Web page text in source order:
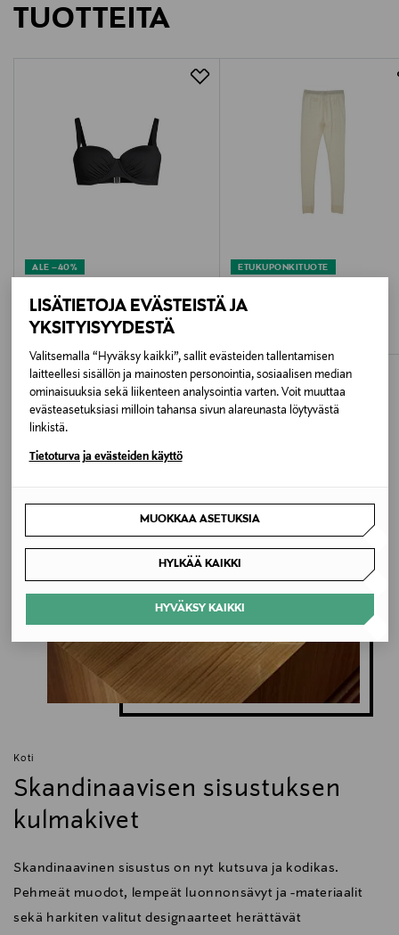
LISÄTIETOJA EVÄSTEISTÄ JA
YKSITYISYYDESTÄ
Valitsemalla “Hyväksy kaikki”, sallit evästeiden tallentamisen
laitteellesi sisällön ja mainosten personointia, sosiaalisen median
ominaisuuksia sekä liikenteen analysointia varten. Voit muuttaa
evästeasetuksiasi milloin tahansa sivun alareunasta löytyvästä
linkistä.
Tietoturva ja evästeiden käyttö
MUOKKAA ASETUKSIA
HYLKÄÄ KAIKKI
HYVÄKSY KAIKKI
1147158
LUE TARKEMMAT PALAUTUSOHJEET
TUOTTEITA
ALE –40%
Color Up Your Life -bikiniyläosa
Discounted Price
47,90 € Original Price
79,90 €
ETUKUPONKITUOTE
Villa-silkkileggingsit
Koti
Skandinaavisen sisustuksen
kulmakivet
Skandinaavinen sisustus on nyt kutsuva ja kodikas.
Pehmeät muodot, lempeät luonnonsävyt ja -materiaalit
sekä harkiten valitut designaarteet herättävät
Inspiroidu